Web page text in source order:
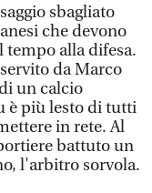
sbagliato
che devono
tempo alla difesa.
da Marco
un calcio
è più lesto di tutti
in rete. Al
battuto un
l'arbitro sorvola.